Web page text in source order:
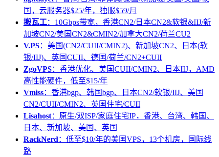
国，云服务器$25/年，独服$59/月
搬瓦工：10Gbps带宽，香港CN2/日本CN2&软银&IIJ/新
加坡CN2/美国CN2&CMIN2/加拿大CN2/荷兰CU2
V.PS：美国(CN2/CUII/CMIN2)、新加坡CN2、日本(软
银/IIJ)、英国CUII、德国/荷兰/CN2+CUII
ZgoVPS：香港优化、美国CUII/CMIN2、日本IIJ，AMD
高性能硬件，低至$15/年
Vmiss：香港bgp、韩国bgp、日本CN2/软银/IIJ、美国
CN2/CUII/CMIN2、英国住宅/CUII
Lisahost：原生/双ISP/家庭住宅IP，香港、台湾、韩国、
日本、新加坡、美国、英国
RackNerd ：低至$10/年的美国VPS，13个机房，国际线
路